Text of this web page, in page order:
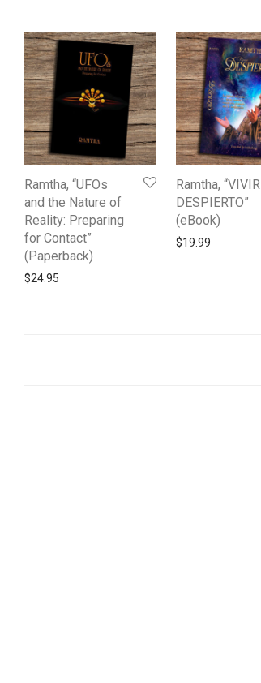
Ramtha, “UFOs
and the Nature of
Reality: Preparing
for Contact”
(Paperback)
$24.95
Ramtha, “VIVIR
DESPIERTO”
(eBook)
$19.99